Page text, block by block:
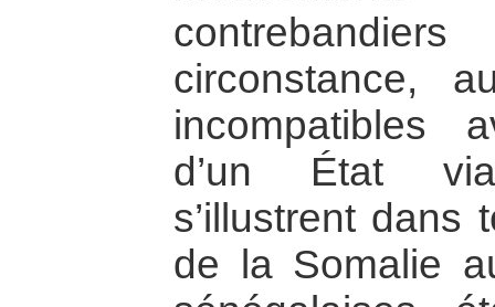
circonstance,
incompatibles
d’un État
s’illustrent dans
de la Somalie